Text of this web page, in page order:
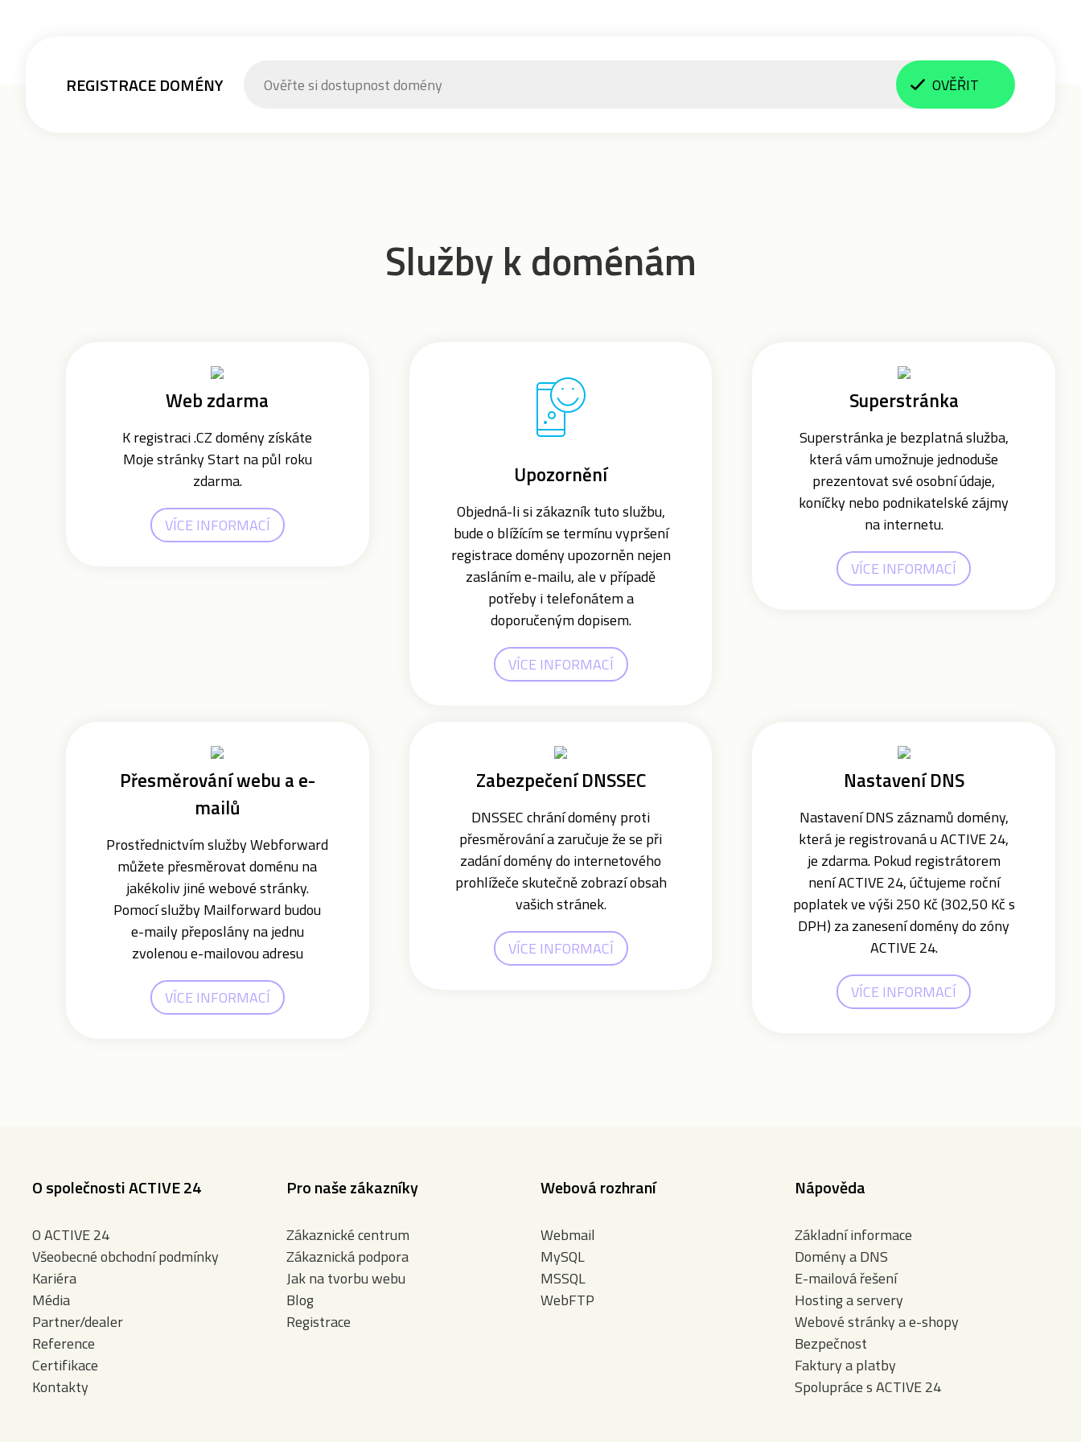
REGISTRACE DOMÉNY OVĚŘIT
Služby k doménám
Web zdarma
K registraci .CZ domény získáte
Moje stránky Start na půl roku
zdarma.
VÍCE INFORMACÍ
Upozornění
Objedná-li si zákazník tuto službu,
bude o blížícím se termínu vypršení
registrace domény upozorněn nejen
zasláním e-mailu, ale v případě
potřeby i telefonátem a
doporučeným dopisem.
VÍCE INFORMACÍ
Superstránka
Superstránka je bezplatná služba,
která vám umožnuje jednoduše
prezentovat své osobní údaje,
koníčky nebo podnikatelské zájmy
na internetu.
VÍCE INFORMACÍ
Přesměrování webu a e-
mailů
Prostřednictvím služby Webforward
můžete přesměrovat doménu na
jakékoliv jiné webové stránky.
Pomocí služby Mailforward budou
e-maily přeposlány na jednu
zvolenou e-mailovou adresu
VÍCE INFORMACÍ
Zabezpečení DNSSEC
DNSSEC chrání domény proti
přesměrování a zaručuje že se při
zadání domény do internetového
prohlížeče skutečně zobrazí obsah
vašich stránek.
VÍCE INFORMACÍ
Nastavení DNS
Nastavení DNS záznamů domény,
která je registrovaná u ACTIVE 24,
je zdarma. Pokud registrátorem
není ACTIVE 24, účtujeme roční
poplatek ve výši 250 Kč (302,50 Kč s
DPH) za zanesení domény do zóny
ACTIVE 24.
VÍCE INFORMACÍ
O společnosti ACTIVE 24
O ACTIVE 24
Všeobecné obchodní podmínky
Kariéra
Média
Partner/dealer
Reference
Certifikace
Kontakty
Pro naše zákazníky
Zákaznické centrum
Zákaznická podpora
Jak na tvorbu webu
Blog
Registrace
Webová rozhraní
Webmail
MySQL
MSSQL
WebFTP
Nápověda
Základní informace
Domény a DNS
E-mailová řešení
Hosting a servery
Webové stránky a e-shopy
Bezpečnost
Faktury a platby
Spolupráce s ACTIVE 24